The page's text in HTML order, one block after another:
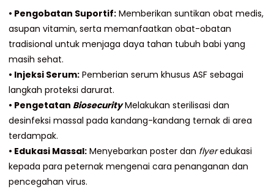
• Pengobatan Suportif: Memberikan suntikan obat medis,
asupan vitamin, serta memanfaatkan obat-obatan
tradisional untuk menjaga daya tahan tubuh babi yang
masih sehat.
• Injeksi Serum: Pemberian serum khusus ASF sebagai
langkah proteksi darurat.
• Pengetatan BiosecurityMelakukan sterilisasi dan
desinfeksi massal pada kandang-kandang ternak di area
terdampak.
• Edukasi Massal: Menyebarkan poster dan flyeredukasi
kepada para peternak mengenai cara penanganan dan
pencegahan virus.